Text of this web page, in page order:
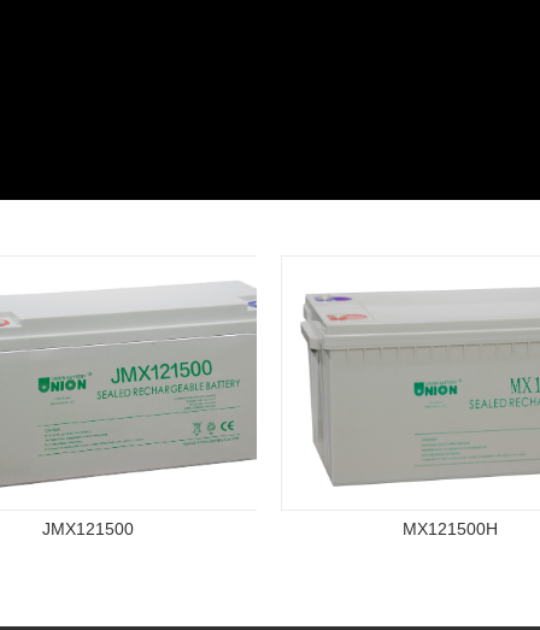
JMX121500 MX121500H